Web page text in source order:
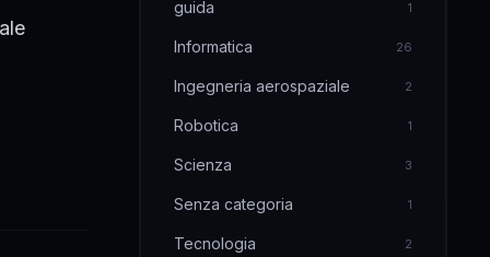
guida 1
Informatica 26
Ingegneria aerospaziale 2
Robotica 1
Scienza 3
Senza categoria 1
Tecnologia 2